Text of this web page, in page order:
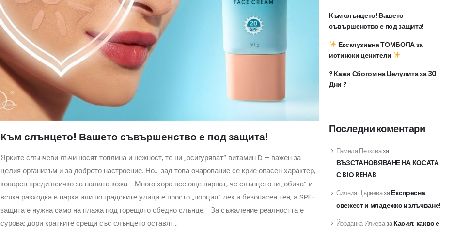
Към слънцето! Вашето съвършенство е под защита!
Ярките слънчеви лъчи носят топлина и нежност, те ни „осигуряват“ витамин D – важен за
целия организъм и за доброто настроение. Но… зад това очарование се крие опасен характер,
коварен преди всичко за нашата кожа. Много хора все още вярват, че слънцето ги „обича“ и
всяка разходка в парка или по градските улици е просто „порция“ лек и безопасен тен, а SPF-
защита е нужна само на плажа под горещото обедно слънце. За съжаление реалността е
сурова: дори кратките срещи със слънцето оставят...
Към слънцето! Вашето
съвършенство е под защита!
Ексклузивна ТОМБОЛА за
истински ценители
? Кажи Сбогом на Целулита за 30
Дни ?
Последни коментари
Памела Петковаза
ВЪЗСТАНОВЯВАНЕ НА КОСАТА
С BIO REHAB
Силвия ЦърневазаЕкспресна
свежест и младежко излъчване!
Йорданка ИлиевазаКасия: какво е